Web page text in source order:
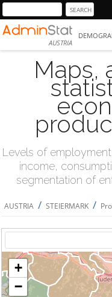
AUSTRIA
Maps,
Levels of
income,
segmentation of
AUSTRIA / STEIERMARK /